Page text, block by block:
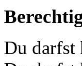
Du darfst